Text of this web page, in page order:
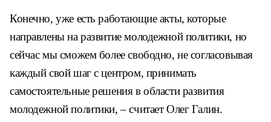
Конечно, уже есть работающие акты, которые
направлены на развитие молодежной политики, но
сейчас мы сможем более свободно, не согласовывая
каждый свой шаг с центром, принимать
самостоятельные решения в области развития
молодежной политики, – считает Олег Галин.